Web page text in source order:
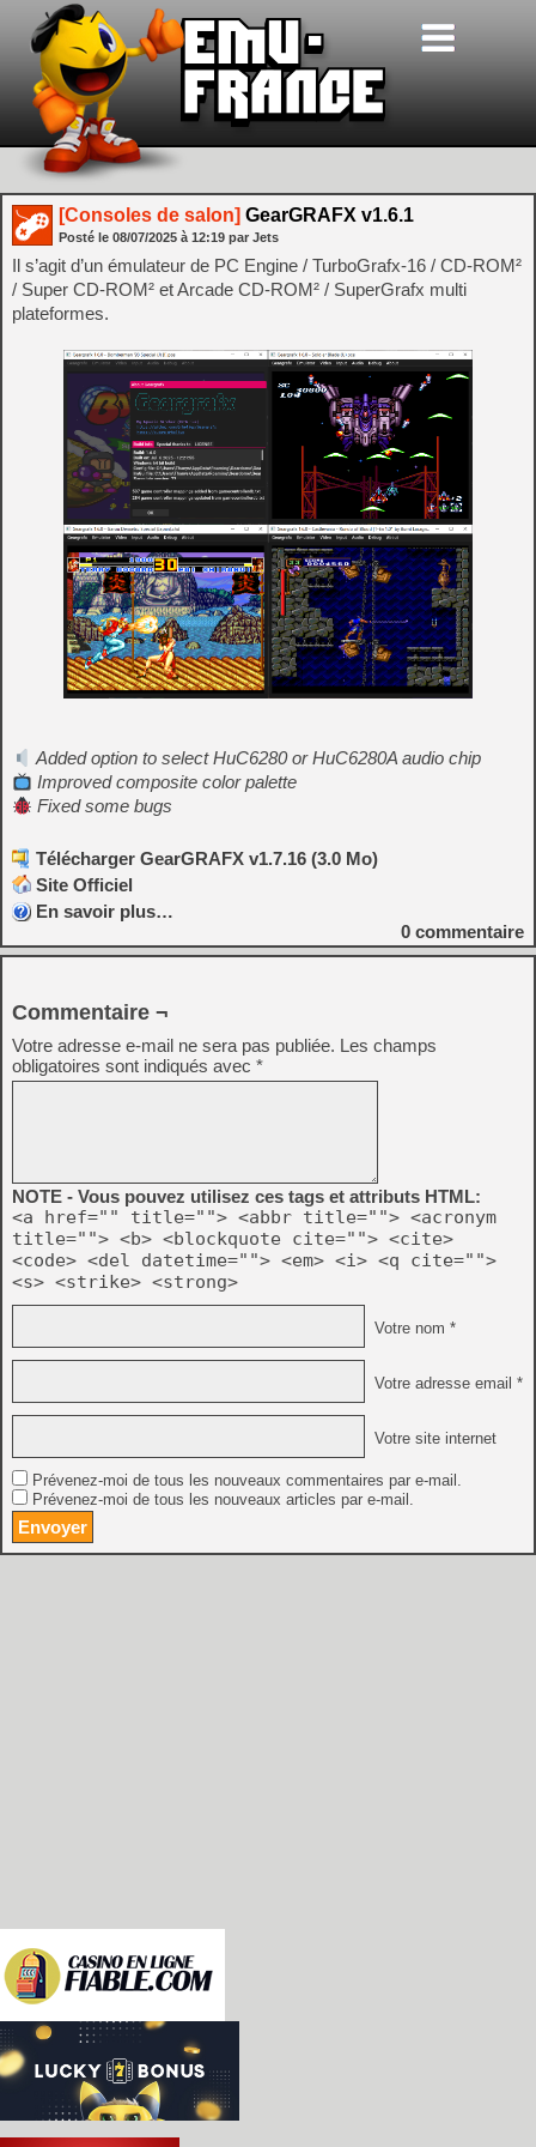
[Consoles de salon] GearGRAFX v1.6.1
Posté le 08/07/2025 à 12:19 par Jets
Il s’agit d’un émulateur de PC Engine / TurboGrafx-16 / CD-ROM²
/ Super CD-ROM² et Arcade CD-ROM² / SuperGrafx multi
plateformes.
Added option to select HuC6280 or HuC6280A audio chip
Improved composite color palette
Fixed some bugs
Télécharger GearGRAFX v1.7.16 (3.0 Mo)
Site Officiel
En savoir plus…
0 commentaire
Commentaire ¬
Votre adresse e-mail ne sera pas publiée. Les champs
obligatoires sont indiqués avec *
NOTE - Vous pouvez utilisez ces tags et attributs HTML:
<a href="" title=""> <abbr title=""> <acronym
title=""> <b> <blockquote cite=""> <cite>
<code> <del datetime=""> <em> <i> <q cite="">
<s> <strike> <strong>
Votre nom *
Votre adresse email *
Votre site internet
Prévenez-moi de tous les nouveaux commentaires par e-mail.
Prévenez-moi de tous les nouveaux articles par e-mail.